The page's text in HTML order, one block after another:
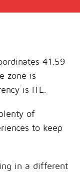
41.59
zone is
is ITL.
of
to keep
in a different